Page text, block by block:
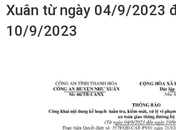
Xuân từ ngày 04/9/2023
10/9/2023